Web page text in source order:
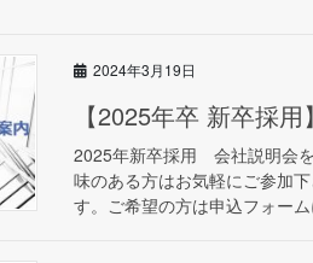
2024年3月19日
【2025年卒 新卒採
2025年新卒採用 会社説明会
味のある方はお気軽にご参加
す。ご希望の方は申込フォー